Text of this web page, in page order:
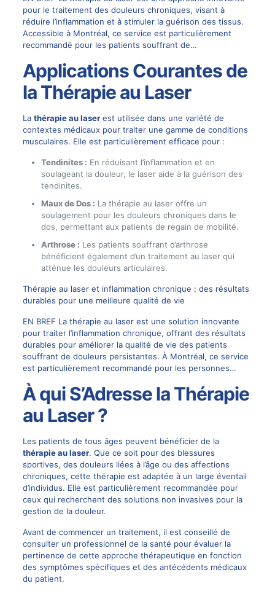
pour le traitement des douleurs chroniques, visant à
réduire l’inflammation et à stimuler la guérison des tissus.
Accessible à Montréal, ce service est particulièrement
recommandé pour les patients souffrant de…
Applications Courantes de
la Thérapie au Laser
La thérapie au laserest utilisée dans une variété de
contextes médicaux pour traiter une gamme de conditions
musculaires. Elle est particulièrement efficace pour :
Tendinites : En réduisant l’inflammation et en
soulageant la douleur, le laser aide à la guérison des
tendinites.
Maux de Dos : La thérapie au laser offre un
soulagement pour les douleurs chroniques dans le
dos, permettant aux patients de regain de mobilité.
Arthrose : Les patients souffrant d’arthrose
bénéficient également d’un traitement au laser qui
atténue les douleurs articulaires.
Thérapie au laser et inflammation chronique : des résultats
durables pour une meilleure qualité de vie
EN BREF La thérapie au laser est une solution innovante
pour traiter l’inflammation chronique, offrant des résultats
durables pour améliorer la qualité de vie des patients
souffrant de douleurs persistantes. À Montréal, ce service
est particulièrement recommandé pour les personnes…
À qui S’Adresse la Thérapie
au Laser ?
Les patients de tous âges peuvent bénéficier de la
thérapie au laser. Que ce soit pour des blessures
sportives, des douleurs liées à l’âge ou des affections
chroniques, cette thérapie est adaptée à un large éventail
d’individus. Elle est particulièrement recommandée pour
ceux qui recherchent des solutions non invasives pour la
gestion de la douleur.
Avant de commencer un traitement, il est conseillé de
consulter un professionnel de la santé pour évaluer la
pertinence de cette approche thérapeutique en fonction
des symptômes spécifiques et des antécédents médicaux
du patient.